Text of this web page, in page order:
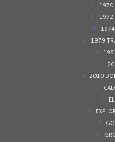
1970
1972
1974
1979
2010